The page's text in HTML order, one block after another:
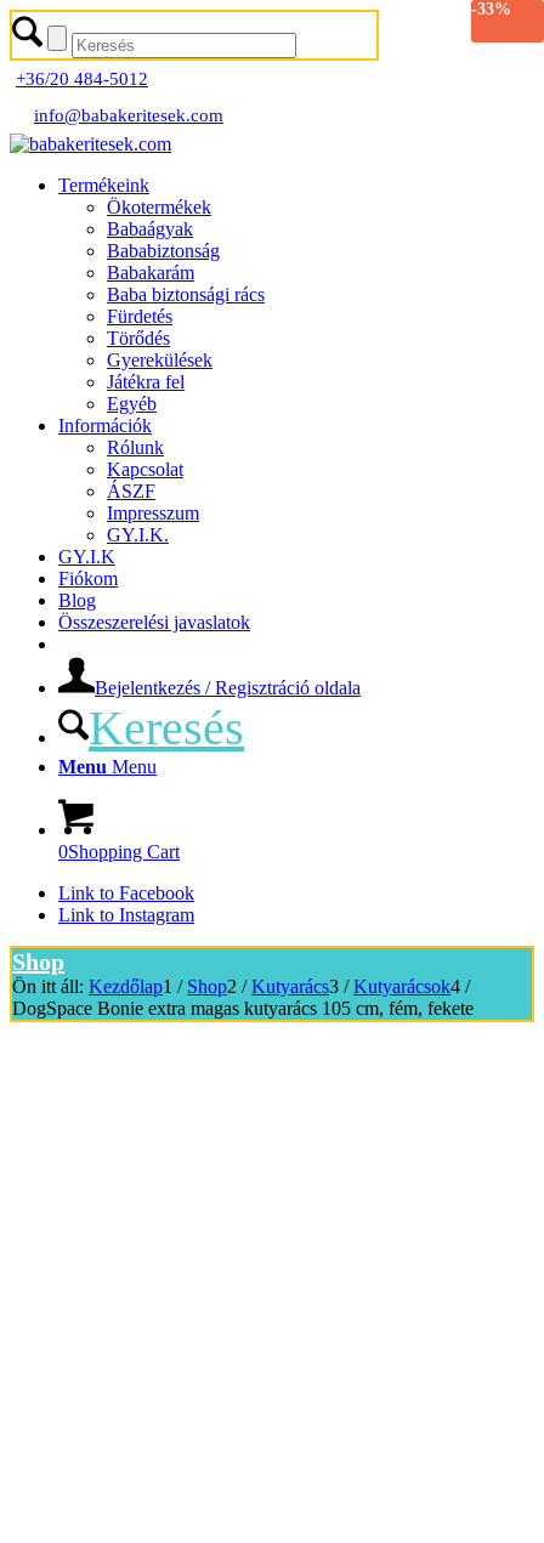
+36/20 484-5012
info@babakeritesek.com
Termékeink
Ökotermékek
Babaágyak
Bababiztonság
Babakarám
Baba biztonsági rács
Fürdetés
Törődés
Gyerekülések
Játékra fel
Egyéb
Információk
Rólunk
Kapcsolat
ÁSZF
Impresszum
GY.I.K.
GY.I.K
Fiókom
Blog
Összeszerelési javaslatok
Bejelentkezés / Regisztráció oldala
Keresés
Menu Menu
0Shopping Cart
Link to Facebook
Link to Instagram
Shop
Ön itt áll: Kezdőlap1 / Shop2 / Kutyarács3 / Kutyarácsok4 /
DogSpace Bonie extra magas kutyarács 105 cm, fém, fekete
-33%